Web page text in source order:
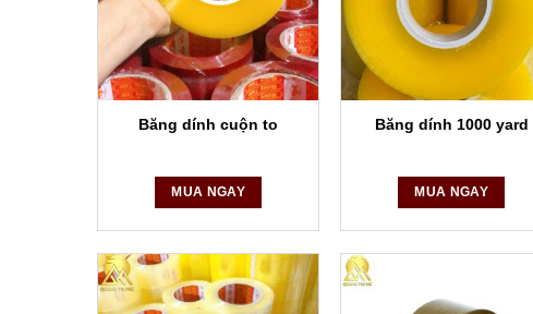
Băng dính cuộn to
MUA NGAY
Băng dính 1000 yard
MUA NGAY